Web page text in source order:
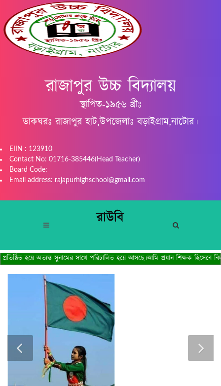
রাজাপুর উচ্চ বিদ্যালয়
স্থাপিত-১৯৫৬ খ্রীঃ
ডাকঘরঃ রাজাপুর হাট,উপজেলাঃ বড়াইগ্রাম,নাটোর।
EIIN : 123910
Contact No: 01716-385446(Head Teacher)
Board Code:
Email address: rajapurhighschool@gmail.com
হয়ে অত্যন্ত সুনামের সাথে পরিচালিত হয়ে আসছে।আমি প্রধান শিক্ষক হিসেবে